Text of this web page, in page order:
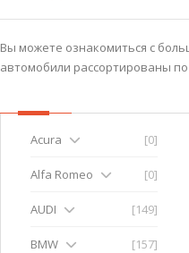
Вы можете ознакомиться с
автомобили рассортированы
Acura [0]
Alfa Romeo [0]
AUDI [149]
BMW [157]